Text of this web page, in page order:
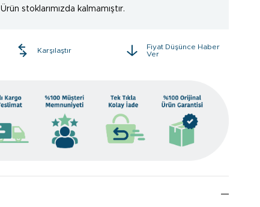
Ürün stoklarımızda kalmamıştır.
Karşılaştır
Fiyat Düşünce Haber
Ver